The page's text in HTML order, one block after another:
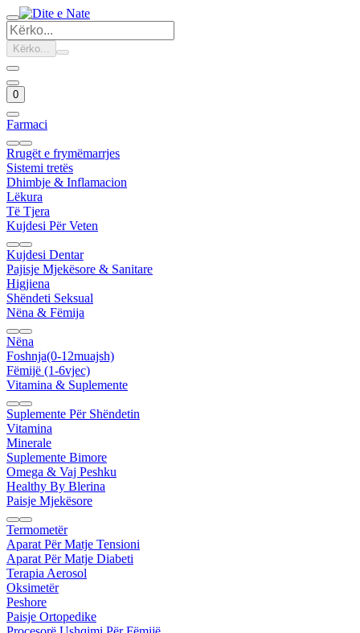
Kërko...
0
Farmaci
Rrugët e frymëmarrjes
Sistemi tretës
Dhimbje & Inflamacion
Lëkura
Të Tjera
Kujdesi Për Veten
Kujdesi Dentar
Pajisje Mjekësore & Sanitare
Higjiena
Shëndeti Seksual
Nëna & Fëmija
Nëna
Foshnja(0-12muajsh)
Fëmijë (1-6vjec)
Vitamina & Suplemente
Suplemente Për Shëndetin
Vitamina
Minerale
Suplemente Bimore
Omega & Vaj Peshku
Healthy By Blerina
Paisje Mjekësore
Termometër
Aparat Për Matje Tensioni
Aparat Për Matje Diabeti
Terapia Aerosol
Oksimetër
Peshore
Paisje Ortopedike